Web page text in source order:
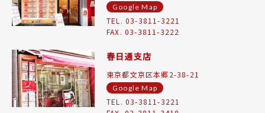
Google Map
TEL. 03-3811-3221
FAX. 03-3811-3222
春日通支店
東京都文京区本郷2-38-21
Google Map
TEL. 03-3811-3221